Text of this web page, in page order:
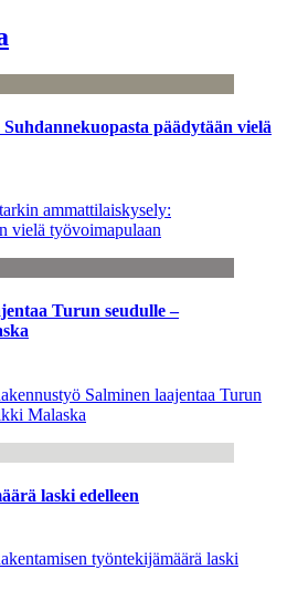
päädytään vielä
ammattilaiskysely:
vielä työvoimapulaan
Turun seudulle –
Salminen laajentaa Turun
Malaska
laski edelleen
työntekijämäärä laski